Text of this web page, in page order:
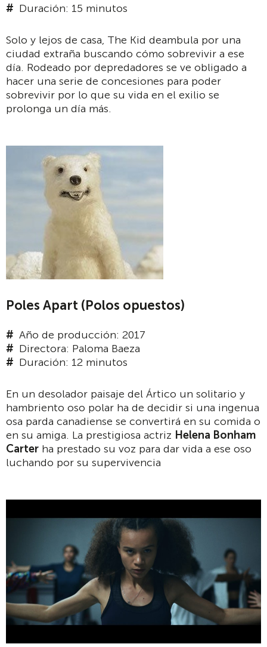
Duración: 15 minutos
Solo y lejos de casa, The Kid deambula por una
ciudad extraña buscando cómo sobrevivir a ese
día. Rodeado por depredadores se ve obligado a
hacer una serie de concesiones para poder
sobrevivir por lo que su vida en el exilio se
prolonga un día más.
Poles Apart (Polos opuestos)
Año de producción: 2017
Directora: Paloma Baeza
Duración: 12 minutos
En un desolador paisaje del Ártico un solitario y
hambriento oso polar ha de decidir si una ingenua
osa parda canadiense se convertirá en su comida o
en su amiga. La prestigiosa actriz Helena Bonham
Carter ha prestado su voz para dar vida a ese oso
luchando por su supervivencia